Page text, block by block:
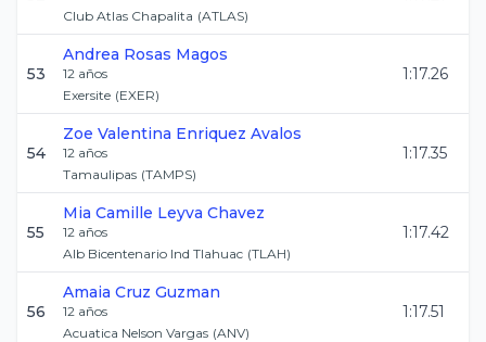
Club Atlas Chapalita (ATLAS)
53
Andrea Rosas Magos
12 años
Exersite (EXER)
1:17.26
54
Zoe Valentina Enriquez Avalos
12 años
Tamaulipas (TAMPS)
1:17.35
55
Mia Camille Leyva Chavez
12 años
Alb Bicentenario Ind Tlahuac (TLAH)
1:17.42
56
Amaia Cruz Guzman
12 años
Acuatica Nelson Vargas (ANV)
1:17.51